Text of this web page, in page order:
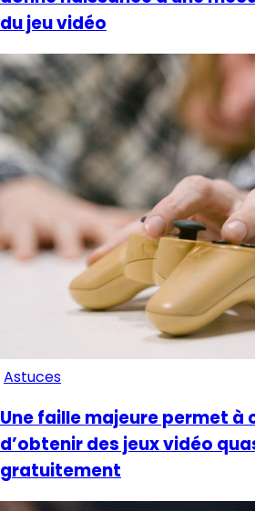
du jeu vidéo
Astuces
Une faille majeure permet à
d’obtenir des jeux vidéo
gratuitement